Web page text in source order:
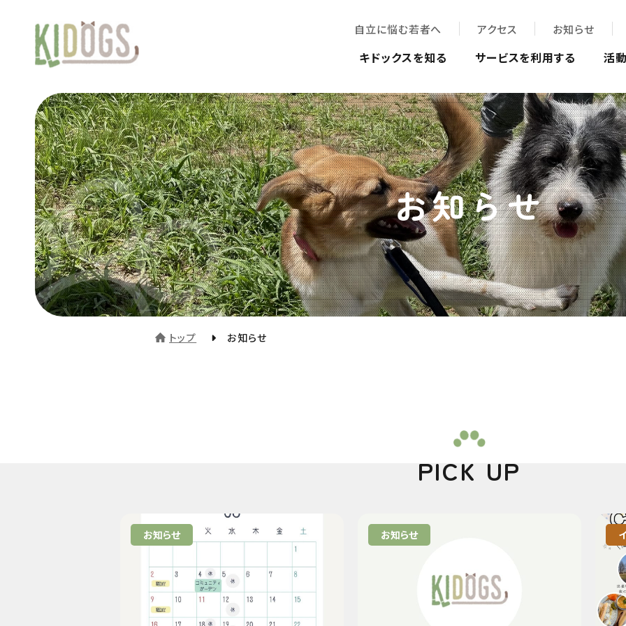
自立に悩む若者へ アクセス お知らせ
キドックスを知る サービスを利用する 活
お知らせ
トップ お知らせ
PICK UP
お知らせ お知らせ